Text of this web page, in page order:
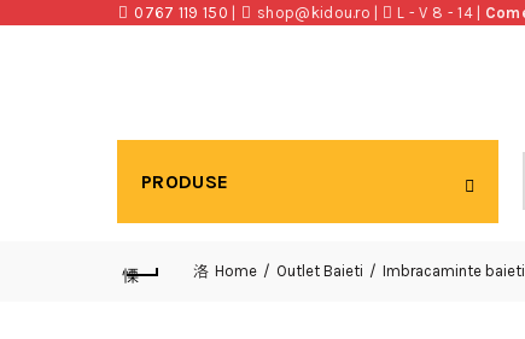
0767 119 150 shop@kidou.ro L - V 8 - 14|
PRODUSE
Home Outlet Baieti Imbracaminte baieti